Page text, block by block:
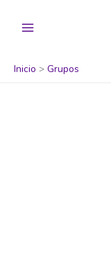
Inicio Grupos